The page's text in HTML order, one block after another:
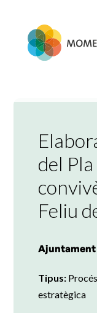
content
del
Feliu
Ajuntament
Tipus:
estratègica